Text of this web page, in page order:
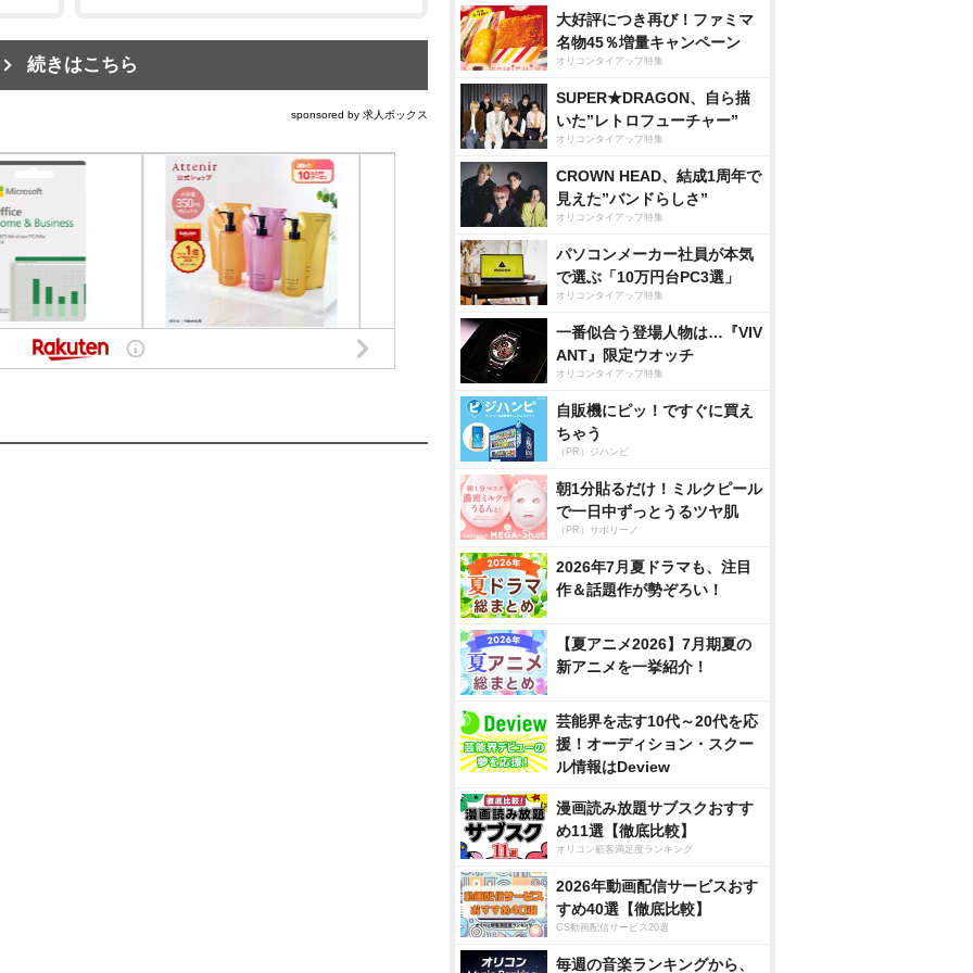
続きはこちら
sponsored by 求人ボックス
大好評につき再び！ファミマ
名物45％増量キャンペーン
オリコンタイアップ特集
SUPER★DRAGON、自ら描
いた”レトロフューチャー”
オリコンタイアップ特集
CROWN HEAD、結成1周年で
見えた”バンドらしさ”
オリコンタイアップ特集
パソコンメーカー社員が本気
で選ぶ「10万円台PC3選」
オリコンタイアップ特集
一番似合う登場人物は…『VIV
ANT』限定ウオッチ
オリコンタイアップ特集
自販機にピッ！ですぐに買え
ちゃう
（PR）ジハンピ
朝1分貼るだけ！ミルクピール
で一日中ずっとうるツヤ肌
（PR）サボリーノ
2026年7月夏ドラマも、注目
作＆話題作が勢ぞろい！
【夏アニメ2026】7月期夏の
新アニメを一挙紹介！
芸能界を志す10代～20代を応
援！オーディション・スクー
ル情報はDeview
漫画読み放題サブスクおすす
め11選【徹底比較】
オリコン顧客満足度ランキング
2026年動画配信サービスおす
すめ40選【徹底比較】
CS動画配信サービス20選
毎週の音楽ランキングから、